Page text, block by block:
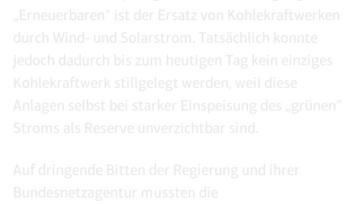
„Erneuerbaren“ ist der Ersatz von Kohlekraftwerken
durch Wind- und Solarstrom. Tatsächlich konnte
jedoch dadurch bis zum heutigen Tag kein einziges
Kohlekraftwerk stillgelegt werden, weil diese
Anlagen selbst bei starker Einspeisung des „grünen“
Stroms als Reserve unverzichtbar sind.
Auf dringende Bitten der Regierung und ihrer
Bundesnetzagentur mussten die